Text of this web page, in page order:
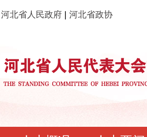
河北省人民政府 河北省政协